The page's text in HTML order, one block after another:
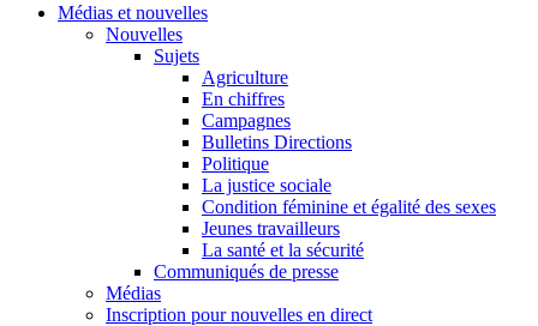
Médias et nouvelles
Nouvelles
Sujets
Agriculture
En chiffres
Campagnes
Bulletins Directions
Politique
La justice sociale
Condition féminine et égalité des sexes
Jeunes travailleurs
La santé et la sécurité
Communiqués de presse
Médias
Inscription pour nouvelles en direct